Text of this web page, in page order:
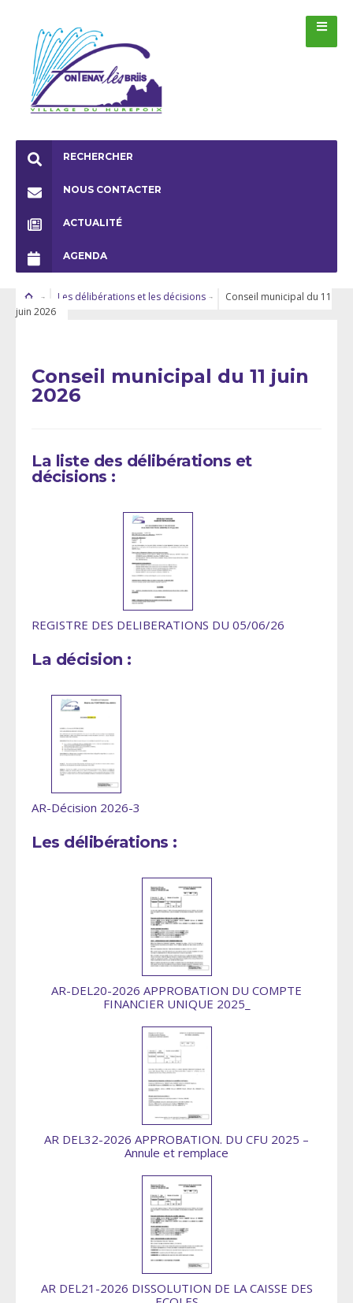
RECHERCHER
NOUS CONTACTER
ACTUALITÉ
AGENDA
Les délibérations et les décisions
Conseil municipal du 11
juin 2026
Conseil municipal du 11 juin
2026
La liste des délibérations et
décisions :
REGISTRE DES DELIBERATIONS DU 05/06/26
La décision :
AR-Décision 2026-3
Les délibérations :
AR-DEL20-2026 APPROBATION DU COMPTE
FINANCIER UNIQUE 2025_
AR DEL32-2026 APPROBATION. DU CFU 2025 –
Annule et remplace
AR DEL21-2026 DISSOLUTION DE LA CAISSE DES